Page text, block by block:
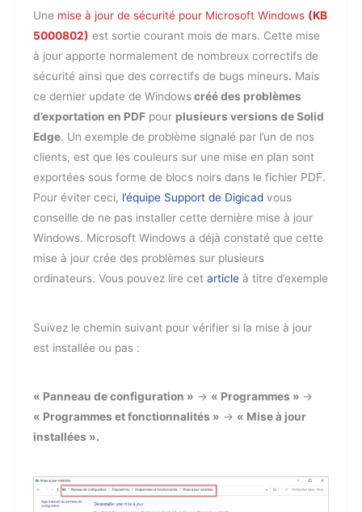
Une mise à jour de sécurité pour Microsoft Windows (KB
5000802) est sortie courant mois de mars. Cette mise
à jour apporte normalement de nombreux correctifs de
sécurité ainsi que des correctifs de bugs mineurs. Mais
ce dernier update de Windowscréé des problèmes
d’exportation en PDFpour plusieurs versions de Solid
Edge. Un exemple de problème signalé par l’un de nos
clients, est que les couleurs sur une mise en plan sont
exportées sous forme de blocs noirs dans le fichier PDF.
Pour éviter ceci, l’équipe Support de Digicadvous
conseille de ne pas installer cette dernière mise à jour
Windows. Microsoft Windows a déjà constaté que cette
mise à jour crée des problèmes sur plusieurs
ordinateurs. Vous pouvez lire cet article à titre d’exemple
Suivez le chemin suivant pour vérifier si la mise à jour
est installée ou pas :
« Panneau de configuration » -> « Programmes » ->
« Programmes et fonctionnalités » -> « Mise à jour
installées ».